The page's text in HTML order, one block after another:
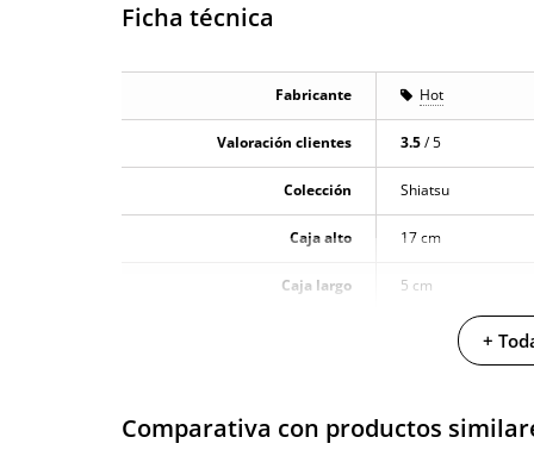
Ficha técnica
Fabricante Hot
Valoración clientes 3.5/ 5
Colección Shiatsu
Caja alto 17 cm
Caja largo 5 cm
Cantidad 250 ml
+
Comparativa con productos